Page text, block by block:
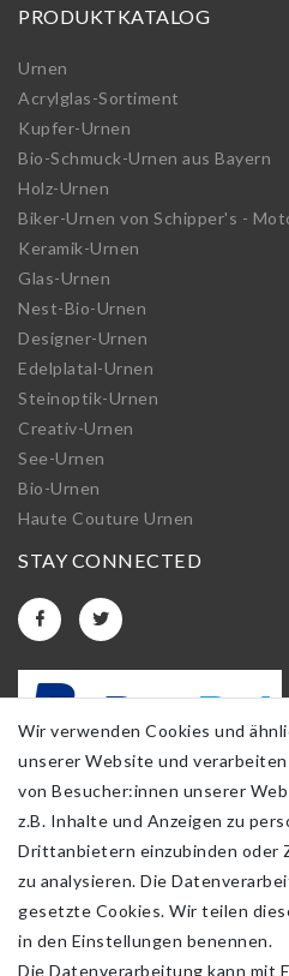
PRODUKTKATALOG
Urnen
Acrylglas-Sortiment
Kupfer-Urnen
Bio-Schmuck-Urnen aus Bayern
Holz-Urnen
Biker-Urnen von Schipper's -
Keramik-Urnen
Glas-Urnen
Nest-Bio-Urnen
Designer-Urnen
Edelplatal-Urnen
Steinoptik-Urnen
Creativ-Urnen
See-Urnen
Bio-Urnen
Haute Couture Urnen
STAY CONNECTED
Wir verwenden Cookies und
unserer Website und
von Besucher:innen unserer
z.B. Inhalte und Anzeigen zu
Drittanbietern einzubinden oder
zu analysieren. Die
gesetzte Cookies. Wir teilen
in den Einstellungen benennen.
Die Datenverarbeitung kann mit